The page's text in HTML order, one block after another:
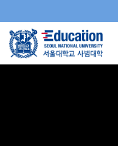
로
메